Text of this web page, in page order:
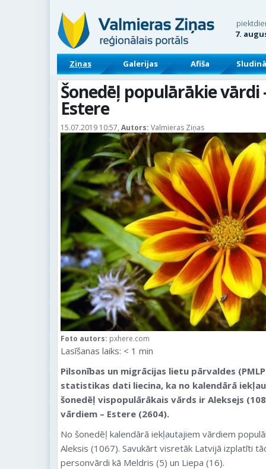
7.
Ziņas Galerijas Afiša
Šonedēļ populārākie vārdi
Estere
15.07.2019 10:57, Autors: Valmieras Ziņas
Foto autors: pxhere.com
Lasīšanas laiks: < 1 min
Pilsonības un migrācijas lietu pārvaldes
statistikas dati liecina, ka no kalendārā
šonedēļ vispopulārākais vārds ir Aleksejs
vārdiem – Estere (2604).
No šonedēļ kalendārā iekļautajiem vārdiem
Aleksis (1067). Savukārt visretāk Latvijā izplatīti
personvārdi kā Meldris (5) un Liepa (16).